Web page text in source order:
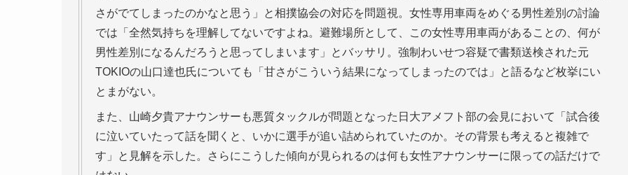
さがでてしまったのかなと思う」と相撲協会の対応を問題視。女性専用車両をめぐる男性差別の討論
では「全然気持ちを理解してないですよね。避難場所として、この女性専用車両があることの、何が
男性差別になるんだろうと思ってしまいます」とバッサリ。強制わいせつ容疑で書類送検された元
TOKIOの山口達也氏についても「甘さがこういう結果になってしまったのでは」と語るなど枚挙にい
とまがない。
また、山崎夕貴アナウンサーも悪質タックルが問題となった日大アメフト部の会見において「試合後
に泣いていたって話を聞くと、いかに選手が追い詰められていたのか。その背景も考えると複雑で
す」と見解を示した。さらにこうした傾向が見られるのは何も女性アナウンサーに限っての話だけで